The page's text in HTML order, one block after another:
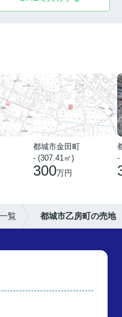
都城市金田町
- (307.41㎡)
300万円
-
覧 都城市乙房町の売地